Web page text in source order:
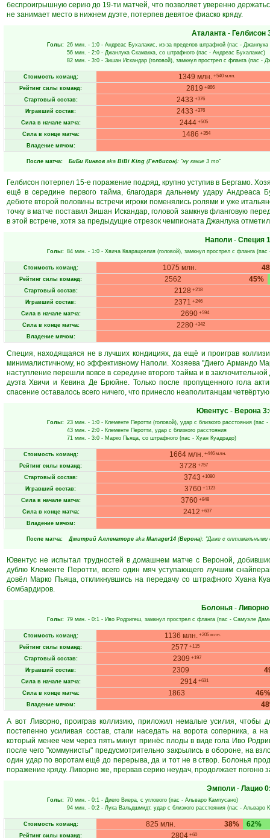
беспроигрышную серию до 19-ти матчей, что позволяет уверенно
не занимает место в нижнем дуэте, потерпев девятое фиаско кряду.
Аталанта- Гелбисон
Голы: 26 мин. - 1:0 - Андреас Бухалакис, из-за пределов штрафной (пас - Джанлука
56 мин. - 2:0 - Джанлука Скамакка, со штрафного (пас - Андреас Бухалакис)
82 мин. - 3:0 - Зишан Искандар (головой), замкнул прострел с фланга (пас -
Стоимость команд: 1349 млн. +540 млн.
Рейтинг силы команд: 2819 +866
Стартовый состав: 2433 +376
Игравший состав: 2433 +376
Сила в начале матча: 2444 +505
Сила в конце матча: 1486 +354
Владение мячом:
После матча: БиБи Кингов aka BiBi King (Гелбисон): "ну какие 3 то"
Гелбисон потерпел 15-е поражение подряд, крупно уступив в Бергамо.
ещё в середине первого тайма, благодаря дальнему удару Андреаса
дебюте второй половины встречи игроки поменялись ролями и уже
точку в матче поставил Зишан Искандар, головой замкнув фланговую
в этой встрече, хотя за предыдущие отрезок чемпионата Джанлука
Наполи - Специя
Голы: 84 мин. - 1:0 - Хвича Кварацхелия (головой), замкнул прострел с фланга
Стоимость команд: 1075 млн.
Рейтинг силы команд: 45%
2562
Стартовый состав: 2128 +218
Игравший состав: 2371 +246
Сила в начале матча: 2690+594
Сила в конце матча: 2280 +342
Владение мячом:
Специя, находящаяся не в лучших кондициях, да ещё и проиграв
минималистичному, но эффективному Наполи. Хозяева "Диего Армандо
наступление перешли вовсе в середине второго тайма и в
дуэта Хвичи и Кевина Де Брюйне. Только после пропущенного гола
спасение оставалось всего ничего, что принесло неаполитанцам
Ювентус- Верона
Голы: 23 мин. - 1:0 - Клементе Перотти (головой), удар с близкого расстояния (пас -
43 мин. - 2:0 - Клементе Перотти, удар с близкого расстояния
71 мин. - 3:0 - Марко Пьяца, со штрафного (пас - Хуан Куадрадо)
Стоимость команд: 1664 млн. +446 млн.
Рейтинг силы команд: 3728 +757
Стартовый состав: 3743 +1080
Игравший состав: 3760+1123
Сила в начале матча: 3760 +848
Сила в конце матча: 2412 +637
Владение мячом:
После матча: Дмитрий Алленаторе aka Manager14 (Верона): "Даже с
Ювентус не испытал трудностей в домашнем матче с Вероной,
дублю Клементе Перотти, всего один мяч уступающего лучшим
довёл Марко Пьяца, откликнувшись на передачу со штрафного Хуана
бомбардиров.
Болонья- Ливорно
Голы: 79 мин. - 0:1 - Иво Родригеш, замкнул прострел с фланга (пас - Самуэле
Стоимость команд: 1136 млн. +205 млн.
Рейтинг силы команд: 2577 +115
Стартовый состав: 2309 +197
Игравший состав: 2309
Сила в начале матча: 2914 +631
Сила в конце матча: 46%
1863
Владение мячом:
А вот Ливорно, проиграв коллизию, приложил немалые усилия, чтобы
постепенно усиливая состав, стали наседать на ворота соперника, а
который менее чем через пять минут принёс плоды в виде гола Иво
после чего "коммунисты" предусмотрительно закрылись в обороне, на
один удар по воротам ещё до перерыва, да и тот не в створ. Болонья
поражение кряду. Ливорно же, прервав серию неудач, продолжает погоню
Эмполи - Лацио
Голы: 70 мин. - 0:1 - Диего Виера, с углового (пас - Альваро Кампусано)
94 мин. - 0:2 - Лука Вальдшмидт, удар с близкого расстояния (пас - Альваро
Стоимость команд: 38%
825 млн. 62%
Рейтинг силы команд: 2804 +60